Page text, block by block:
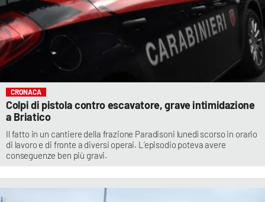
CRONACA
Colpi di pistola contro escavatore, grave intimidazione
a Briatico
Il fatto in un cantiere della frazione Paradisoni lunedì scorso in orario
di lavoro e di fronte a diversi operai. L’episodio poteva avere
conseguenze ben più gravi.